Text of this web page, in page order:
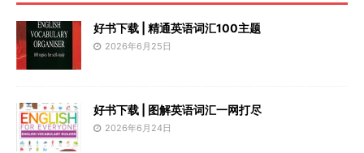
好书下载 | 精通英语词汇100主题
2026年6月25日
好书下载 | 图解英语词汇一网打尽
2026年6月24日